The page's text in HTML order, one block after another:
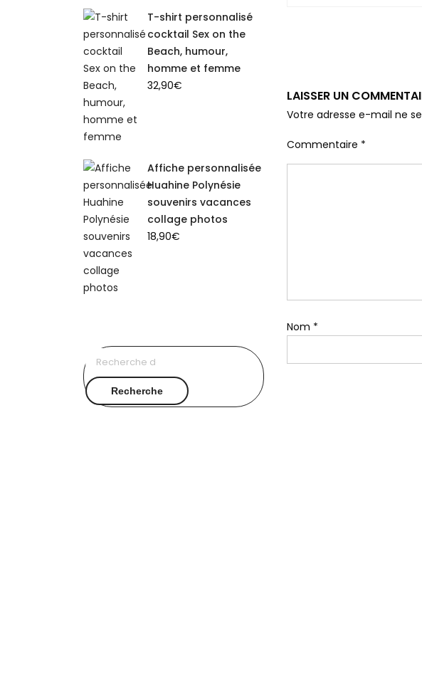
LAISSER UN
Votre adresse e-mail ne
Commentaire *
Nom *
T-shirt personnalisé
cocktail Sex on the
Beach, humour,
homme et femme
32,90€
Affiche personnalisée
Huahine Polynésie
souvenirs vacances
collage photos
18,90€
pour :
Recherche